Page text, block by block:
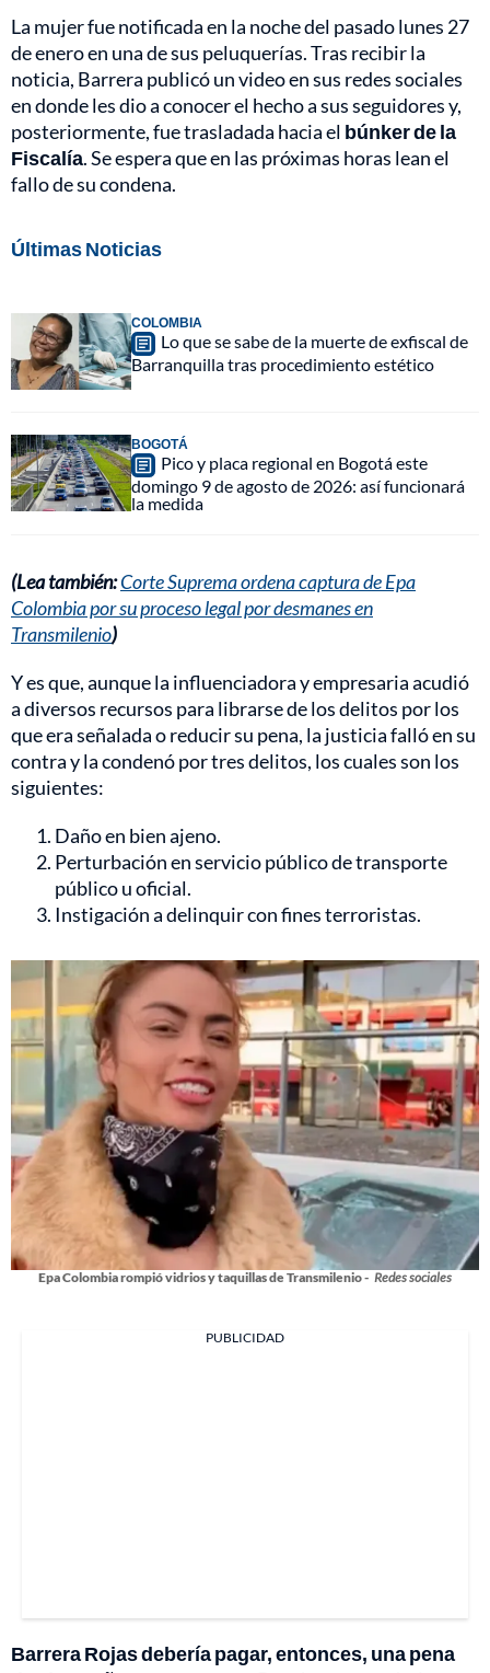
La mujer fue notificada en la noche del pasado lunes 27
de enero en una de sus peluquerías. Tras recibir la
noticia, Barrera publicó un video en sus redes sociales
en donde les dio a conocer el hecho a sus seguidores y,
posteriormente, fue trasladada hacia el búnker de la
Fiscalía. Se espera que en las próximas horas lean el
fallo de su condena.
Últimas Noticias
COLOMBIA
Lo que se sabe de la muerte de exfiscal de
Barranquilla tras procedimiento estético
BOGOTÁ
Pico y placa regional en Bogotá este
domingo 9 de agosto de 2026: así funcionará
la medida
(Lea también:Corte Suprema ordena captura de Epa
Colombia por su proceso legal por desmanes en
Transmilenio)
Y es que, aunque la influenciadora y empresaria acudió
a diversos recursos para librarse de los delitos por los
que era señalada o reducir su pena, la justicia falló en su
contra y la condenó por tres delitos, los cuales son los
siguientes:
Daño en bien ajeno.
Perturbación en servicio público de transporte
público u oficial.
Instigación a delinquir con fines terroristas.
Epa Colombia rompió vidrios y taquillas de Transmilenio - Redes sociales
PUBLICIDAD
Barrera Rojas debería pagar, entonces, una pena